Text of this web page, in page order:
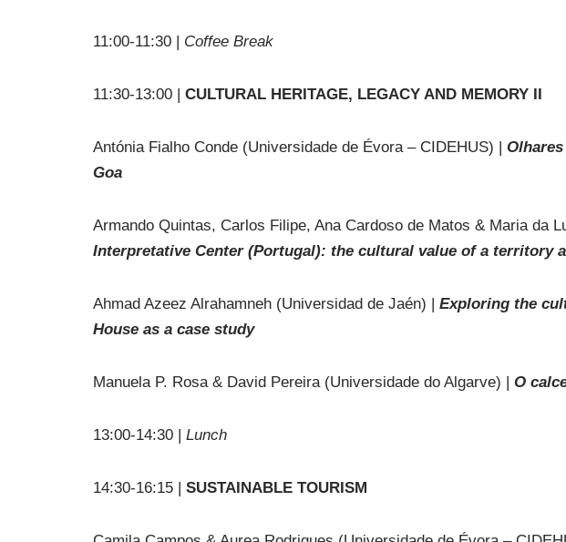
11:00-11:30 | Coffee Break
11:30-13:00 | CULTURAL HERITAGE, LEGACY AND MEMORY II
Antónia Fialho Conde (Universidade de Évora – CIDEHUS) |
Goa
Armando Quintas, Carlos Filipe, Ana Cardoso de Matos & Maria da
Interpretative Center (Portugal): the cultural value of a territory
Ahmad Azeez Alrahamneh (Universidad de Jaén) | Exploring the
House as a case study
Manuela P. Rosa & David Pereira (Universidade do Algarve) | O
13:00-14:30 | Lunch
14:30-16:15 | SUSTAINABLE TOURISM